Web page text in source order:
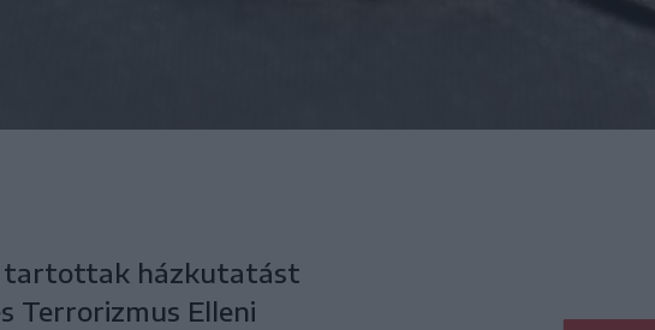
tartottak házkutatást
Terrorizmus Elleni